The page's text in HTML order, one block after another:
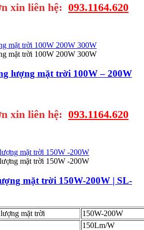
xin liên hệ: 093.1164.620
lượng mặt trời 100W – 200W
xin liên hệ: 093.1164.620
mặt trời 150W-200W | SL-
mặt trời
150W-200W
150Lm/W